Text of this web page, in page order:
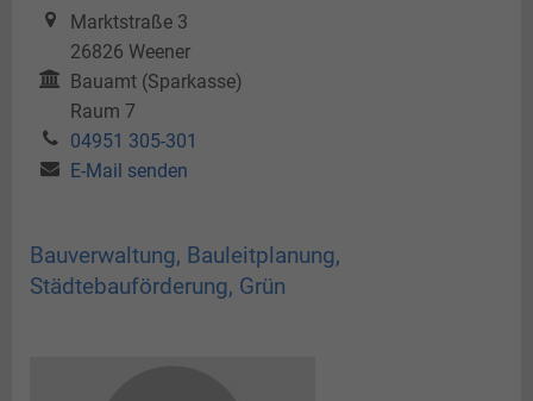
Marktstraße 3
26826 Weener
Bauamt (Sparkasse)
Raum 7
04951 305-301
E-Mail senden
Bauverwaltung, Bauleitplanung,
Städtebauförderung, Grün